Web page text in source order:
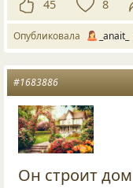
45 8
Опубликовала _anait_
#1683886
Он строит дом